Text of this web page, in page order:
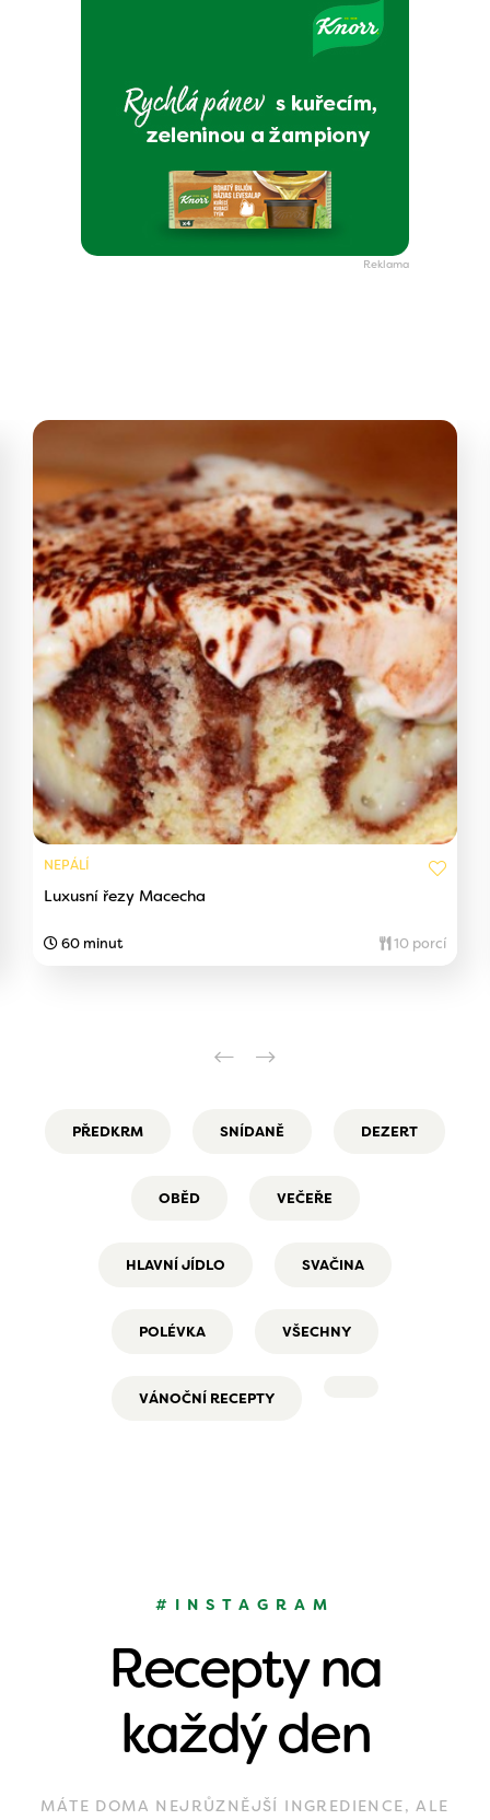
NEPÁLÍ
Luxusní řezy Macecha
60 minut 10 porcí
PŘEDKRM SNÍDANĚ DEZERT
OBĚD VEČEŘE
HLAVNÍ JÍDLO SVAČINA
POLÉVKA VŠECHNY
VÁNOČNÍ RECEPTY
#INSTAGRAM
Recepty na
každý den
MÁTE DOMA NEJRŮZNĚJŠÍ INGREDIENCE, ALE